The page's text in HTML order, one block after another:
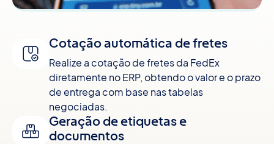
Cotação automática de fretes
Realize a cotação de fretes da FedEx
diretamente no ERP, obtendo o valor e o prazo
de entrega com base nas tabelas
negociadas.
Geração de etiquetas e
documentos